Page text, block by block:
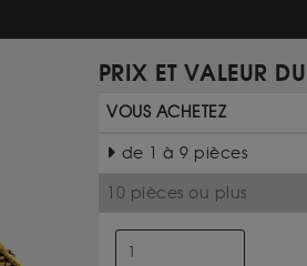
PRIX ET VALEUR
VOUS ACHETEZ
de 1 à 9 pièces
10 pièces ou plus